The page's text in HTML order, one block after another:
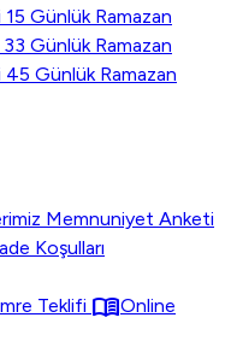
15 Günlük Ramazan
33 Günlük Ramazan
45 Günlük Ramazan
Memnuniyet Anketi
Koşulları
Teklifi menu_bookOnline